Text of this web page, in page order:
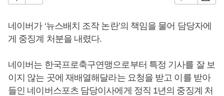
네이버가 ‘뉴스배치 조작 논란’의 책임을 물어 담당자에
게 중징계 처분을 내렸다.
네이버는 한국프로축구연맹으로부터 특정 기사를 잘 보
이지 않는 곳에 재배열해달라는 요청을 받고 이를 받아
들인 네이버스포츠 담당이사에게 정직 1년의 중징계 처